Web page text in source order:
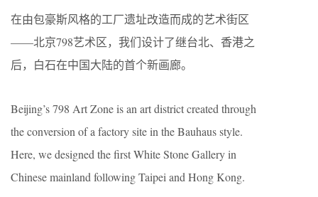
在由包豪斯风格的工厂遗址改造而成的艺术街区
——北京798艺术区，我们设计了继台北、香港之
后，白石在中国大陆的首个新画廊。
Beijing’s 798 Art Zone is an art district created through
the conversion of a factory site in the Bauhaus style.
Here, we designed the first White Stone Gallery in
Chinese mainland following Taipei and Hong Kong.